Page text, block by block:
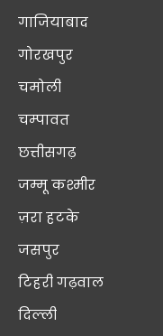
गाजियाबाद
गोरखपुर
चमोली
चम्पावत
छत्तीसगढ़
जम्मू कश्मीर
ज़रा हटके
जसपुर
टिहरी गढ़वाल
दिल्ली